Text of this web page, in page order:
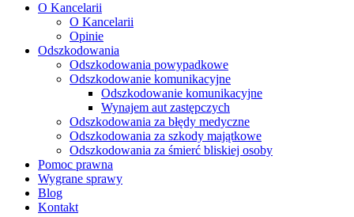
O Kancelarii
O Kancelarii
Opinie
Odszkodowania
Odszkodowania powypadkowe
Odszkodowanie komunikacyjne
Odszkodowanie komunikacyjne
Wynajem aut zastępczych
Odszkodowania za błędy medyczne
Odszkodowania za szkody majątkowe
Odszkodowania za śmierć bliskiej osoby
Pomoc prawna
Wygrane sprawy
Blog
Kontakt